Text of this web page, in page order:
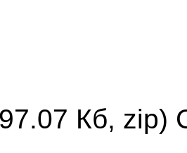
Кб, zip)